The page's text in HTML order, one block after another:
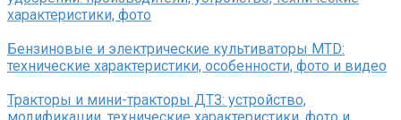
характеристики, фото
Бензиновые и электрические культиваторы MTD:
технические характеристики, особенности, фото и видео
Тракторы и мини-тракторы ДТЗ: устройство,
модификации, технические характеристики, фото и